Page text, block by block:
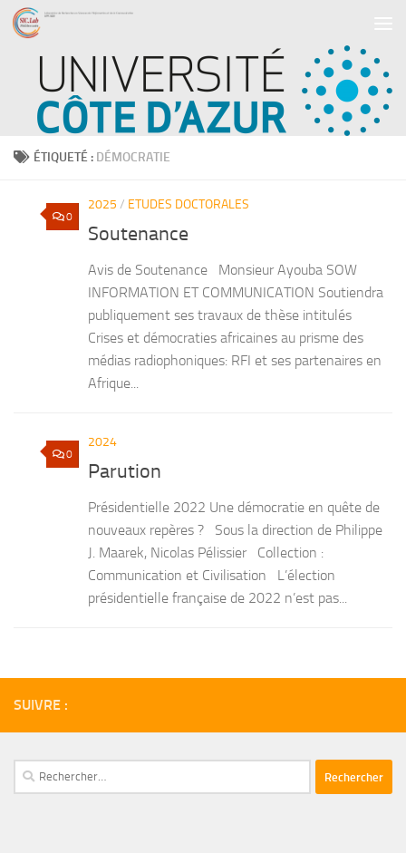
Skip to content
ÉTIQUETÉ : DÉMOCRATIE
0
2025 / ETUDES DOCTORALES
Soutenance
Avis de Soutenance Monsieur Ayouba SOW
INFORMATION ET COMMUNICATION Soutiendra
publiquement ses travaux de thèse intitulés
Crises et démocraties africaines au prisme des
médias radiophoniques: RFI et ses partenaires en
Afrique...
0
2024
Parution
Présidentielle 2022 Une démocratie en quête de
nouveaux repères ? Sous la direction de Philippe
J. Maarek, Nicolas Pélissier Collection :
Communication et Civilisation L’élection
présidentielle française de 2022 n’est pas...
SUIVRE :
Rechercher :